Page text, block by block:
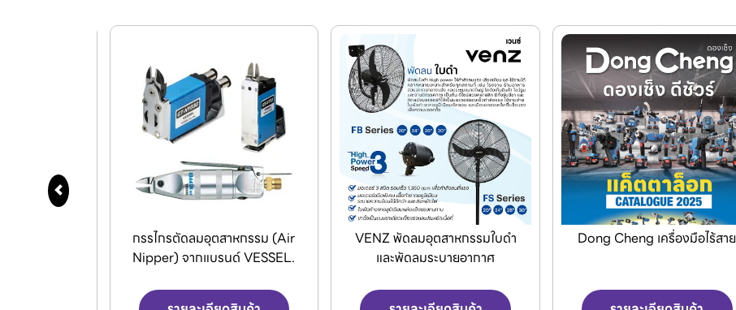
VENZ พัดลมอุตสาหกรรมใบดำ
และพัดลมระบายอากาศ
Dong Cheng เครื่องมือไร้สาย
Jasic เครื่องเชื่อมและเครื่องตัด